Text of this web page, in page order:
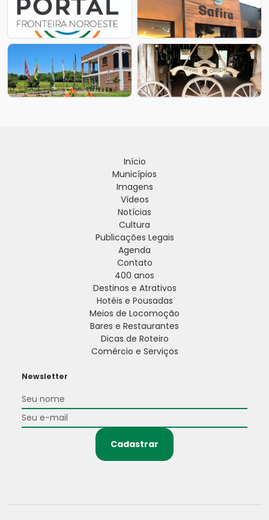
Início
Municípios
Imagens
Vídeos
Notícias
Cultura
Publicações Legais
Agenda
Contato
400 anos
Destinos e Atrativos
Hotéis e Pousadas
Meios de Locomoção
Bares e Restaurantes
Dicas de Roteiro
Comércio e Serviços
Newsletter
Cadastrar